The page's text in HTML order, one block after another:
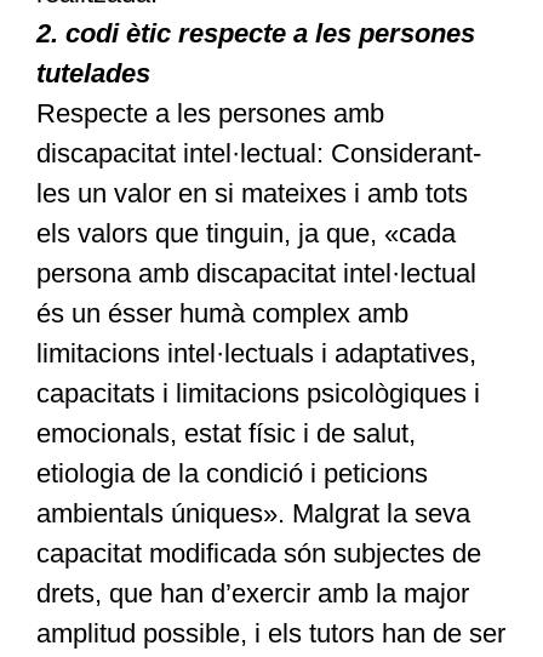
2. codi ètic respecte a les persones
tutelades
Respecte a les persones amb
discapacitat intel·lectual: Considerant-
les un valor en si mateixes i amb tots
els valors que tinguin, ja que, «cada
persona amb discapacitat intel·lectual
és un ésser humà complex amb
limitacions intel·lectuals i adaptatives,
capacitats i limitacions psicològiques i
emocionals, estat físic i de salut,
etiologia de la condició i peticions
ambientals úniques». Malgrat la seva
capacitat modificada són subjectes de
drets, que han d’exercir amb la major
amplitud possible, i els tutors han de ser